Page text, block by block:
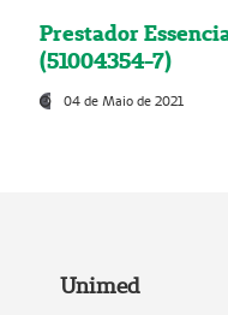
Prestador
(51004354-7)
04 de Maio de 2021
Unimed